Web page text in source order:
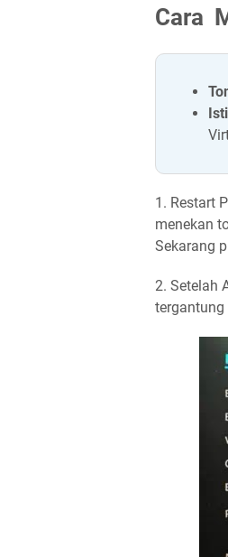
Cara
1. Restart
menekan
Sekarang
2. Setelah
tergantung